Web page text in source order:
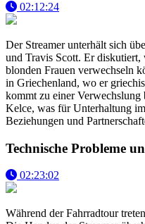
02:12:24
Der Streamer unterhält sich
und Travis Scott. Er
blonden Frauen verwechseln
in Griechenland, wo er
kommt zu einer
Kelce, was für Unterhaltung
Beziehungen und
Technische Probleme
02:23:02
Während der Fahrradtour